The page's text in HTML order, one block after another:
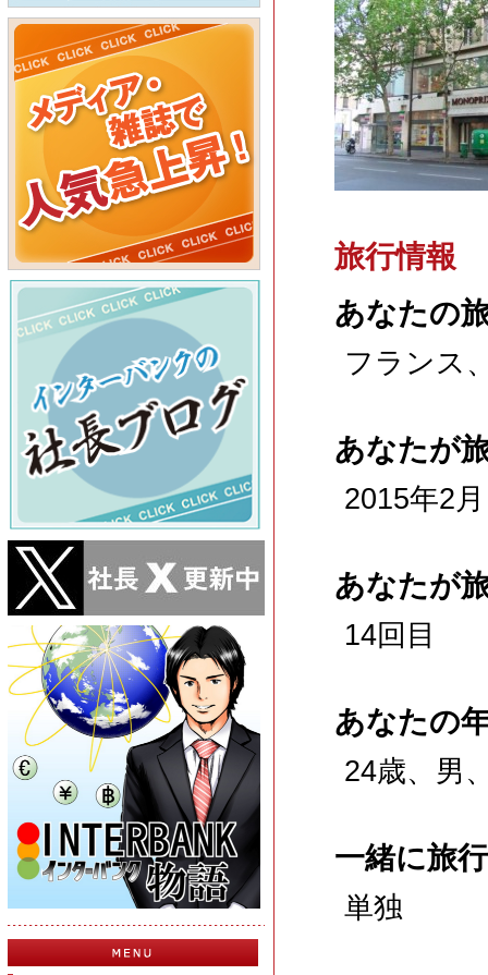
旅行情報
あなたの
フランス
あなたが
2015年2月
あなたが
14回目
あなたの
24歳、男
一緒に旅
単独